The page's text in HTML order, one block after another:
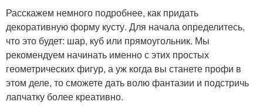
Расскажем немного подробнее, как придать
декоративную форму кусту. Для начала определитесь,
что это будет: шар, куб или прямоугольник. Мы
рекомендуем начинать именно с этих простых
геометрических фигур, а уж когда вы станете профи в
этом деле, то сможете дать волю фантазии и подстричь
лапчатку более креативно.